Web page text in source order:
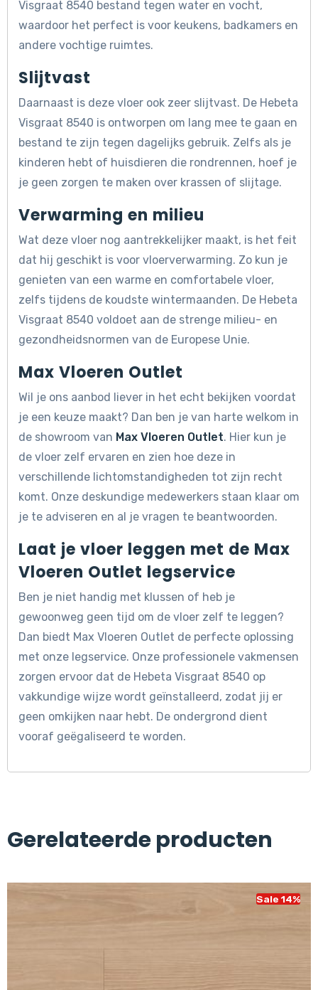
Visgraat 8540 bestand tegen water en vocht,
waardoor het perfect is voor keukens, badkamers en
andere vochtige ruimtes.
Slijtvast
Daarnaast is deze vloer ook zeer slijtvast. De Hebeta
Visgraat 8540 is ontworpen om lang mee te gaan en
bestand te zijn tegen dagelijks gebruik. Zelfs als je
kinderen hebt of huisdieren die rondrennen, hoef je
je geen zorgen te maken over krassen of slijtage.
Verwarming en milieu
Wat deze vloer nog aantrekkelijker maakt, is het feit
dat hij geschikt is voor vloerverwarming. Zo kun je
genieten van een warme en comfortabele vloer,
zelfs tijdens de koudste wintermaanden. De Hebeta
Visgraat 8540 voldoet aan de strenge milieu- en
gezondheidsnormen van de Europese Unie.
Max Vloeren Outlet
Wil je ons aanbod liever in het echt bekijken voordat
je een keuze maakt? Dan ben je van harte welkom in
de showroom van Max Vloeren Outlet. Hier kun je
de vloer zelf ervaren en zien hoe deze in
verschillende lichtomstandigheden tot zijn recht
komt. Onze deskundige medewerkers staan klaar om
je te adviseren en al je vragen te beantwoorden.
Laat je vloer leggen met de Max
Vloeren Outlet legservice
Ben je niet handig met klussen of heb je
gewoonweg geen tijd om de vloer zelf te leggen?
Dan biedt Max Vloeren Outlet de perfecte oplossing
met onze legservice. Onze professionele vakmensen
zorgen ervoor dat de Hebeta Visgraat 8540 op
vakkundige wijze wordt geïnstalleerd, zodat jij er
geen omkijken naar hebt. De ondergrond dient
vooraf geëgaliseerd te worden.
Gerelateerde producten
Sale 14%